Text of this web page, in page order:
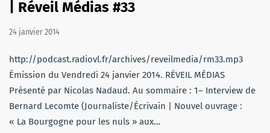
| Réveil Médias #33
24 janvier 2014
http://podcast.radiovl.fr/archives/reveilmedia/rm33.mp3
Émission du Vendredi 24 janvier 2014. RÉVEIL MÉDIAS
Présenté par Nicolas Nadaud. Au sommaire : 1– Interview de
Bernard Lecomte (Journaliste/Écrivain | Nouvel ouvrage :
« La Bourgogne pour les nuls » aux…